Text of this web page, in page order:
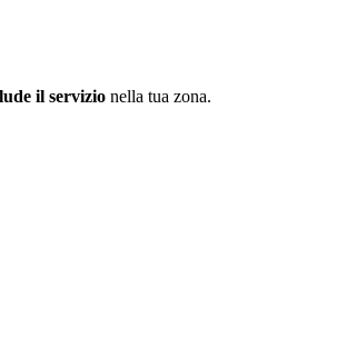
il servizio nella tua zona.